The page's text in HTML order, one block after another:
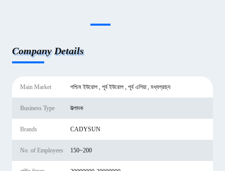
Company Details
Main Market পশ্চিম ইউরোপ , পূর্ব ইউরোপ , পূর্ব এশিয়া , মধ্যপ্রাচ্য
Business Type উত্পাদক
Brands CADYSUN
No. of Employees 150~200